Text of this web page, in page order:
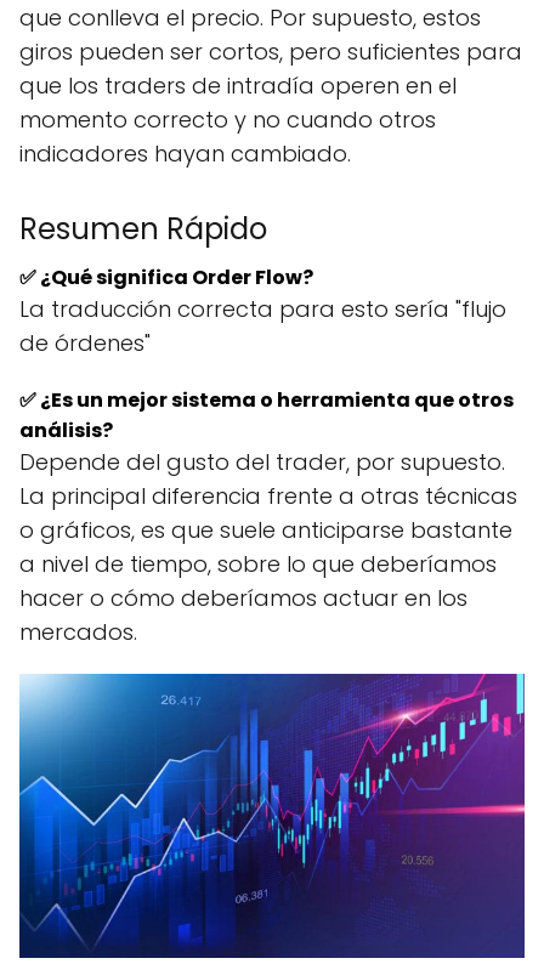
que conlleva el precio. Por supuesto, estos
giros pueden ser cortos, pero suficientes para
que los traders de intradía operen en el
momento correcto y no cuando otros
indicadores hayan cambiado.
Resumen Rápido
✅ ¿Qué significa Order Flow?
La traducción correcta para esto sería "flujo
de órdenes"
✅ ¿Es un mejor sistema o herramienta que otros
análisis?
Depende del gusto del trader, por supuesto.
La principal diferencia frente a otras técnicas
o gráficos, es que suele anticiparse bastante
a nivel de tiempo, sobre lo que deberíamos
hacer o cómo deberíamos actuar en los
mercados.